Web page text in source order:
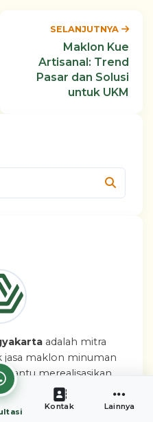
SELANJUTNYA
Maklon Kue
Artisanal: Trend
Pasar dan Solusi
untuk UKM
adalah mitra
jasa maklon minuman
merealisasikan
dengan mudah,
legal.
Kontak Lainnya